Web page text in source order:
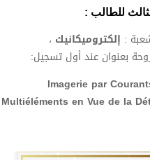
للطالب :
: إلكتروميكانيك ،
بعنوان عند أول تسجيل:
Imagerie par
Multiéléments en Vue de la